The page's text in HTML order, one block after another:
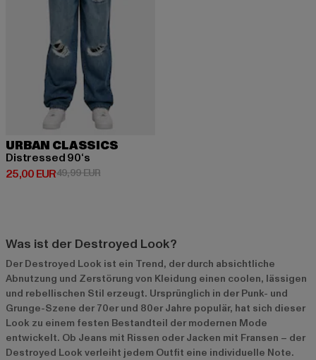
URBAN CLASSICS
Distressed 90‘s
25,00 EUR
Derzeitiger Preis: 25,00 EUR
49,99 EURAktionspreis: 49,99 EUR
Was ist der Destroyed Look?
Der Destroyed Look ist ein Trend, der durch absichtliche
Abnutzung und Zerstörung von Kleidung einen coolen, lässigen
und rebellischen Stil erzeugt. Ursprünglich in der Punk- und
Grunge-Szene der 70er und 80er Jahre populär, hat sich dieser
Look zu einem festen Bestandteil der modernen Mode
entwickelt. Ob Jeans mit Rissen oder Jacken mit Fransen – der
Destroyed Look verleiht jedem Outfit eine individuelle Note.